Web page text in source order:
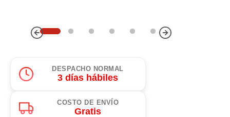
DESPACHO NORMAL
3 días hábiles
COSTO DE ENVÍO
Gratis